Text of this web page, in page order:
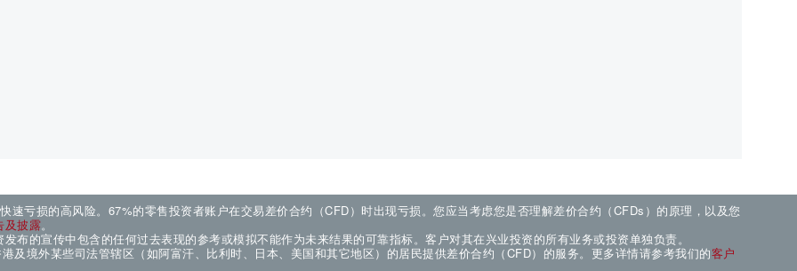
速亏损的高风险。67%的零售投资者账户在交易差价合约（CFD）时出现亏损。您应当考虑您是否理解差价合约（CFDs）的原理，以及您
及披露。
布的宣传中包含的任何过去表现的参考或模拟不能作为未来结果的可靠指标。客户对其在兴业投资的所有业务或投资单独负责。
及境外某些司法管辖区（如阿富汗、比利时、日本、美国和其它地区）的居民提供差价合约（CFD）的服务。更多详情请参考我们的客户